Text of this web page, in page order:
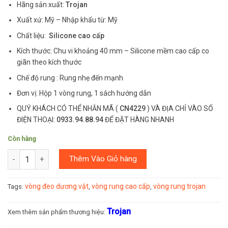
Hãng sản xuất: Trojan
Xuất xứ: Mỹ – Nhập khẩu từ: Mỹ
Chất liệu: Silicone cao cấp
Kích thước: Chu vi khoảng 40 mm – Silicone mềm cao cấp co
giãn theo kích thước
Chế độ rung : Rung nhẹ đến mạnh
Đơn vị: Hộp 1 vòng rung, 1 sách hướng dẫn
QUÝ KHÁCH CÓ THỂ NHẮN MÃ ( CN4229 ) VÀ ĐỊA CHỈ VÀO SỐ
ĐIỆN THOẠI: 0933.94.88.94ĐỂ ĐẶT HÀNG NHANH
Còn hàng
Số lượng Thêm Vào Giỏ hàng
Tags: vòng đeo dương vật, vòng rung cao cấp, vòng rung trojan
Xem thêm sản phẩm thương hiệu: Trojan